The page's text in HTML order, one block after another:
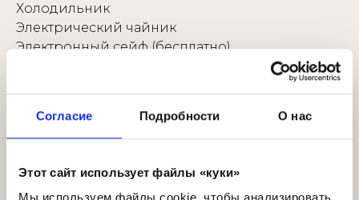
Согласие Подробности О нас
Этот сайт использует файлы «куки»
Холодильник
Электрический чайник
Электронный сейф (бесплатно)
Банные принадлежности
Мраморная ванная комната с ванной / душем и
WC
Шампунь и гель для душа
Дополнительные услуги: